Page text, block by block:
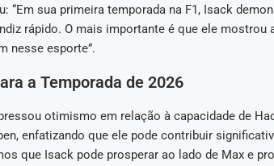
“Em sua primeira temporada na F1, Isack
rápido. O mais importante é que ele mostrou
nesse esporte”.
a Temporada de 2026
otimismo em relação à capacidade de
enfatizando que ele pode contribuir
que Isack pode prosperar ao lado de Max e